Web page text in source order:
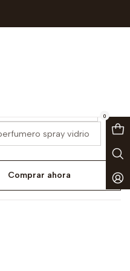
0
spray vidrio
Comprar ahora